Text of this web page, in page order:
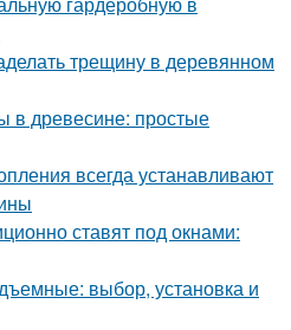
трещину в деревянном
в древесине: простые
всегда устанавливают
ставят под окнами:
выбор, установка и